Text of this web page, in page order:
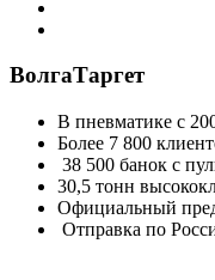
ВолгаТаргет
В пневматике с
Более 7 800
38 500 банок с
30,5 тонн
Официальный
Отправка по